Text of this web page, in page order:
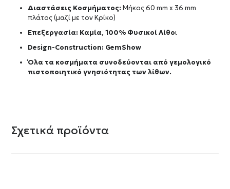
Διαστάσεις Κοσμήματος: Μήκος 60 mm x 36 mm
πλάτος (μαζί με τον Κρίκο)
Επεξεργασία: Καμία, 100% Φυσικοί Λίθοι
Design-Construction: GemShow
Όλα τα κοσμήματα συνοδεύονται από γεμολογικό
πιστοποιητικό γνησιότητας των λίθων.
Σχετικά προϊόντα